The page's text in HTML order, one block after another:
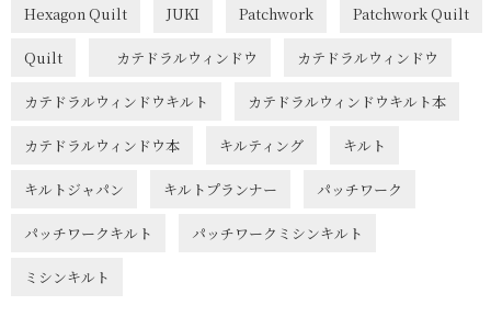
Hexagon Quilt JUKI Patchwork Patchwork Quilt
Quilt カテドラルウィンドウ カテドラルウィンドウ
カテドラルウィンドウキルト カテドラルウィンドウキルト本
カテドラルウィンドウ本 キルティング キルト
キルトジャパン キルトプランナー パッチワーク
パッチワークキルト パッチワークミシンキルト
ミシンキルト